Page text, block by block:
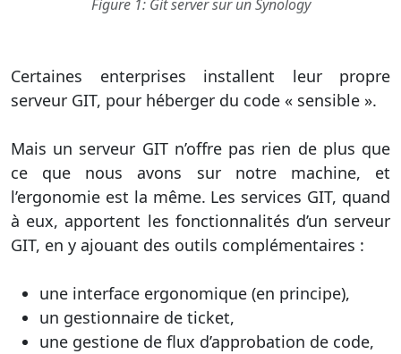
Figure 1: Git server sur un Synology
Certaines enterprises installent leur propre
serveur GIT, pour héberger du code « sensible ».
Mais un serveur GIT n’offre pas rien de plus que
ce que nous avons sur notre machine, et
l’ergonomie est la même. Les services GIT, quand
à eux, apportent les fonctionnalités d’un serveur
GIT, en y ajouant des outils complémentaires :
une interface ergonomique (en principe),
un gestionnaire de ticket,
une gestione de flux d’approbation de code,